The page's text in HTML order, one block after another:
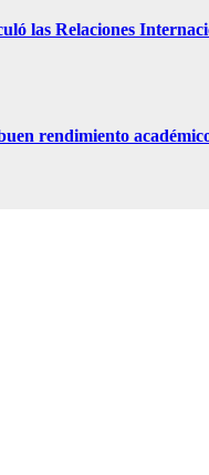
las Relaciones
rendimiento